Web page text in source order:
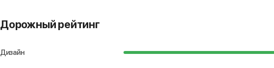
Дорожный рейтинг
Дизайн